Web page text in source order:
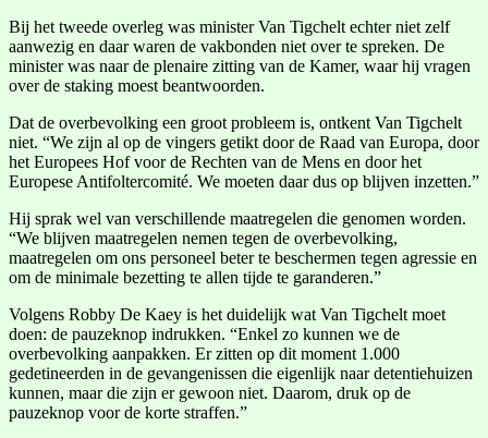
Bij het tweede overleg was minister Van Tigchelt echter niet zelf
aanwezig en daar waren de vakbonden niet over te spreken. De
minister was naar de plenaire zitting van de Kamer, waar hij vragen
over de staking moest beantwoorden.
Dat de overbevolking een groot probleem is, ontkent Van Tigchelt
niet. “We zijn al op de vingers getikt door de Raad van Europa, door
het Europees Hof voor de Rechten van de Mens en door het
Europese Antifoltercomité. We moeten daar dus op blijven inzetten.”
Hij sprak wel van verschillende maatregelen die genomen worden.
“We blijven maatregelen nemen tegen de overbevolking,
maatregelen om ons personeel beter te beschermen tegen agressie en
om de minimale bezetting te allen tijde te garanderen.”
Volgens Robby De Kaey is het duidelijk wat Van Tigchelt moet
doen: de pauzeknop indrukken. “Enkel zo kunnen we de
overbevolking aanpakken. Er zitten op dit moment 1.000
gedetineerden in de gevangenissen die eigenlijk naar detentiehuizen
kunnen, maar die zijn er gewoon niet. Daarom, druk op de
pauzeknop voor de korte straffen.”